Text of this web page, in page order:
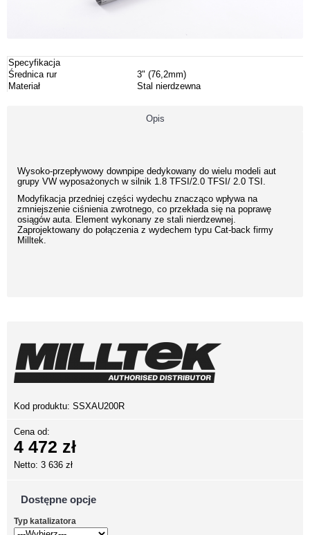
Specyfikacja
Średnica rur
3" (76,2mm)
Materiał
Stal nierdzewna
Opis
Wysoko-przepływowy downpipe dedykowany do wielu modeli aut
grupy VW wyposażonych w silnik 1.8 TFSI/2.0 TFSI/ 2.0 TSI.
Modyfikacja przedniej części wydechu znacząco wpływa na
zmniejszenie ciśnienia zwrotnego, co przekłada się na poprawę
osiągów auta. Element wykonany ze stali nierdzewnej.
Zaprojektowany do połączenia z wydechem typu Cat-back firmy
Milltek.
Kod produktu: SSXAU200R
Cena od:
4 472 zł
Netto: 3 636 zł
Dostępne opcje
Typ katalizatora